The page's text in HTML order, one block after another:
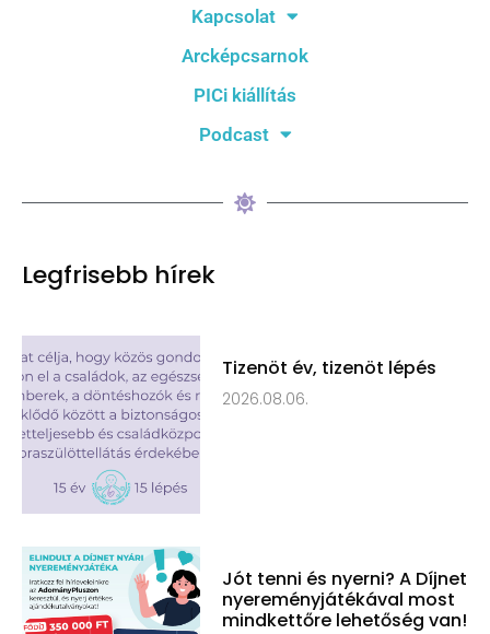
Kapcsolat
Arcképcsarnok
PICi kiállítás
Podcast
Legfrisebb hírek
Tizenöt év, tizenöt lépés
2026.08.06.
Jót tenni és nyerni? A Díjnet
nyereményjátékával most
mindkettőre lehetőség van!